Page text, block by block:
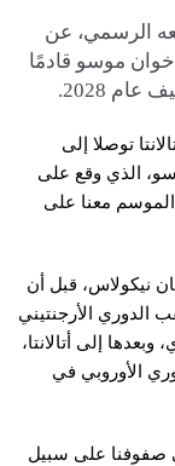
الرسمي، عن
خوان موسو قادمًا
2028.
توصلا إلى
الذي وقع على
خاض هذا الموسم معنا على
نيكولاس، قبل أن
حيث تُوج بلقب الدوري الأرجنتيني
وبعدها إلى أتالانتا،
الأوروبي في
صفوفنا على سبيل